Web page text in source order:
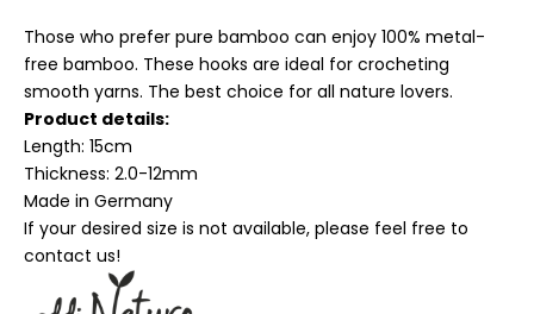
Those who prefer pure bamboo can enjoy 100% metal-
free bamboo. These hooks are ideal for crocheting
smooth yarns. The best choice for all nature lovers.
Product details:
Length: 15cm
Thickness: 2.0-12mm
Made in Germany
If your desired size is not available, please feel free to
contact us!